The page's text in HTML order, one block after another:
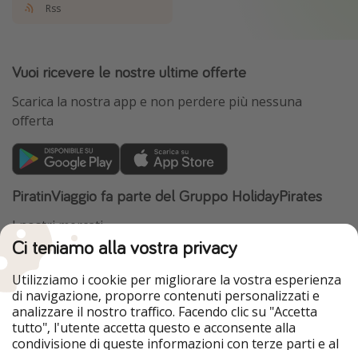
Rss
Vuoi ricevere le nostre ultime offerte
Scarica la nostra app e non perdere più nessuna
offerta
PiratinViaggio fa parte del Gruppo HolidayPirates
I nostri mercati
HolidayPirates
VakantiePiraten
WakacyjniPiraci
Ferienpiraten
Urlaubspiraten
Urlaubspiraten
ViajerosPiratas
TravelPirates
Il nostro gruppo
Ci teniamo alla vostra privacy
Utilizziamo i cookie per migliorare la vostra esperienza
di navigazione, proporre contenuti personalizzati e
analizzare il nostro traffico. Facendo clic su "Accetta
tutto", l'utente accetta questo e acconsente alla
condivisione di queste informazioni con terze parti e al